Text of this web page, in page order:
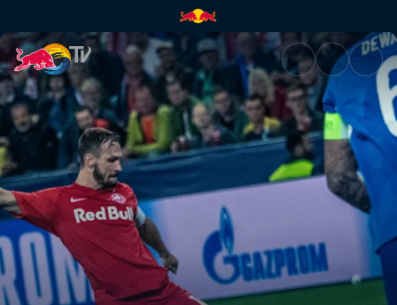
Erlebe das Spiel vom FC